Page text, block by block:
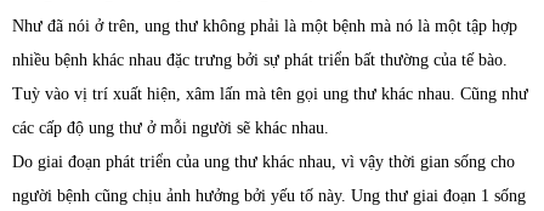
Như đã nói ở trên, ung thư không phải là một bệnh mà nó là một tập hợp
nhiều bệnh khác nhau đặc trưng bởi sự phát triển bất thường của tế bào.
Tuỳ vào vị trí xuất hiện, xâm lấn mà tên gọi ung thư khác nhau. Cũng như
các cấp độ ung thư ở mỗi người sẽ khác nhau.
Do giai đoạn phát triển của ung thư khác nhau, vì vậy thời gian sống cho
người bệnh cũng chịu ảnh hưởng bởi yếu tố này. Ung thư giai đoạn 1 sống